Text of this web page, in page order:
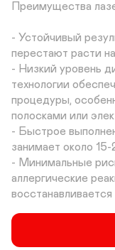
Преимущества
- Устойчивый
перестают расти
- Низкий уровень
технологии
процедуры,
полосками или
- Быстрое
занимает около 15-
- Минимальные
аллергические